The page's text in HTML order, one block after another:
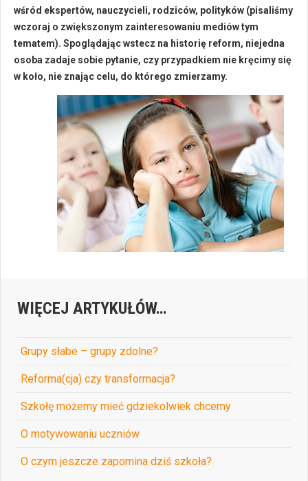
wśród ekspertów, nauczycieli, rodziców, polityków (pisaliśmy
wczoraj o zwiększonym zainteresowaniu mediów tym
tematem). Spoglądając wstecz na historię reform, niejedna
osoba zadaje sobie pytanie, czy przypadkiem nie kręcimy się
w koło, nie znając celu, do którego zmierzamy.
WIĘCEJ ARTYKUŁÓW…
Grupy słabe – grupy zdolne?
Reforma(cja) czy transformacja?
Szkołę możemy mieć gdziekolwiek chcemy
O motywowaniu uczniów
O czym jeszcze zapomina dziś szkoła?